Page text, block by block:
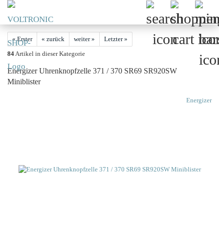
« Erster « zurück weiter »
Letzter »
84Artikel in dieser Kategorie
Energizer Uhrenknopfzelle 371 / 370 SR69 SR920SW
Miniblister
Energizer